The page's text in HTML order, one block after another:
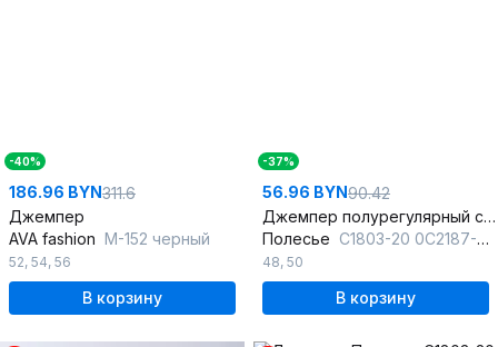
-40%
186.96 BYN311.6
Джемпер
AVA fashion М-152 черный
52, 54, 56
В корзину
-37%
56.96 BYN90.42
Джемпер полурегулярный с круглым вырезом и бейкой, длина 70,5 см
Полесье С1803-20 0С2187-Д43 158,164 матросский_синий
48, 50
В корзину